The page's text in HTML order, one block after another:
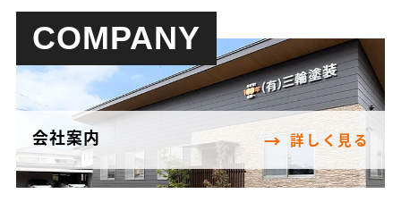
COMPANY
会社案内 詳しく見る